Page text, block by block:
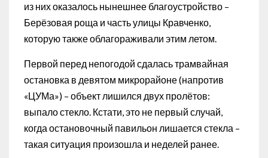
из них оказалось нынешнее благоустройство –
Берёзовая роща и часть улицы Кравченко,
которую также облагораживали этим летом.
Первой перед непогодой сдалась трамвайная
остановка в девятом микрорайоне (напротив
«ЦУМа») – объект лишился двух пролётов:
выпало стекло. Кстати, это не первый случай,
когда остановочный павильон лишается стекла –
такая ситуация произошла и неделей ранее.